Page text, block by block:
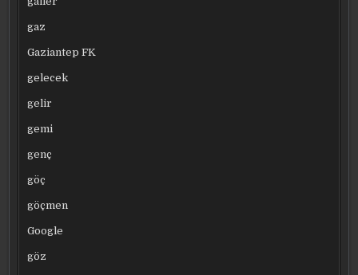
gaz
Gaziantep FK
gelecek
gelir
gemi
genç
göç
göçmen
Google
göz